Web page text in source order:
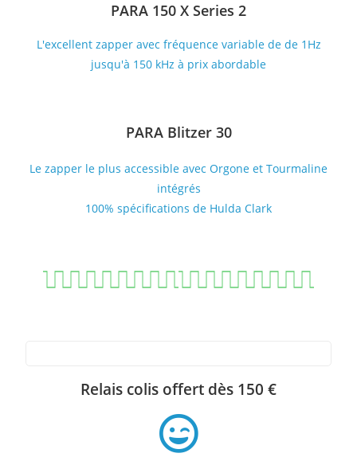
PARA 150 X Series 2
L'excellent zapper avec fréquence variable de de 1Hz
jusqu'à 150 kHz à prix abordable
PARA Blitzer 30
Le zapper le plus accessible avec Orgone et Tourmaline
intégrés
100% spécifications de Hulda Clark
Relais colis offert dès 150 €